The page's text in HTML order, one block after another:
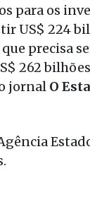
para os
US$ 224
precisa
262
jornal O